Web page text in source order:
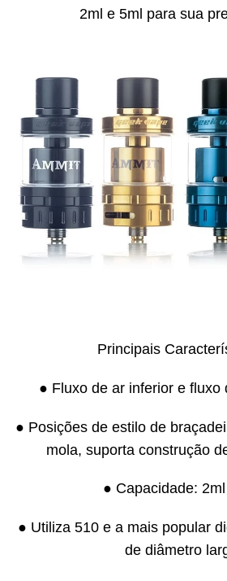
2ml e 5ml para sua
Principais
● Fluxo de ar inferior e fluxo
● Posições de estilo de
mola, suporta construção
● Capacidade: 2ml
● Utiliza 510 e a mais popular
de diâmetro